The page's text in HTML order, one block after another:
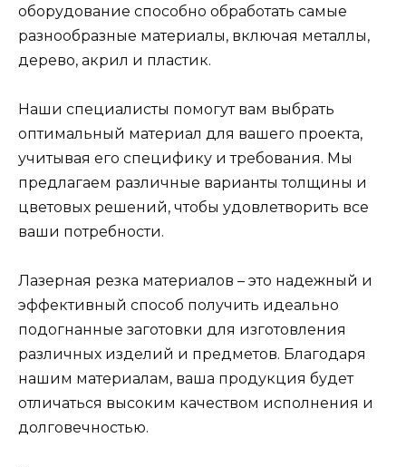
оборудование способно обработать самые
разнообразные материалы, включая металлы,
дерево, акрил и пластик.
Наши специалисты помогут вам выбрать
оптимальный материал для вашего проекта,
учитывая его специфику и требования. Мы
предлагаем различные варианты толщины и
цветовых решений, чтобы удовлетворить все
ваши потребности.
Лазерная резка материалов – это надежный и
эффективный способ получить идеально
подогнанные заготовки для изготовления
различных изделий и предметов. Благодаря
нашим материалам, ваша продукция будет
отличаться высоким качеством исполнения и
долговечностью.